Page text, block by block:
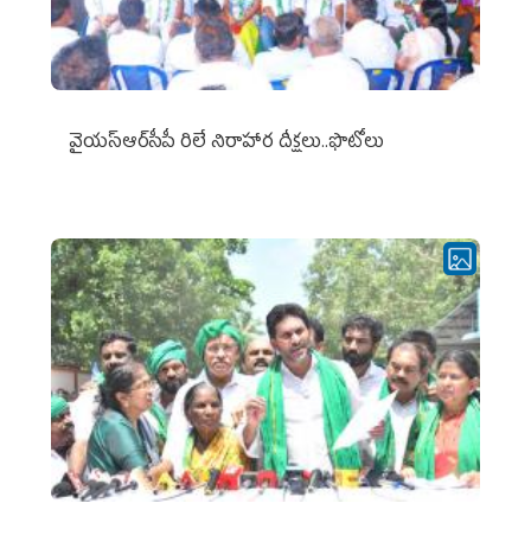
వైయ‌స్ఆర్‌సీపీ రిలే నిరాహార దీక్షలు..ఫొటోలు